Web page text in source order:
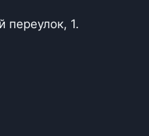
переулок, 1.